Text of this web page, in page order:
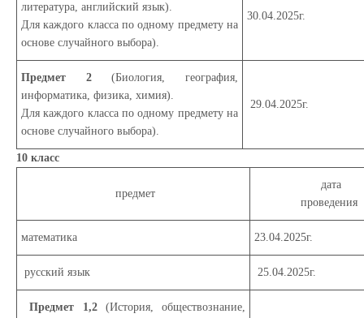
литература, английский язык).
Для каждого класса по одному предмету на
основе случайного выбора).
30.04.2025г.
Предмет 2(Биология, география,
информатика, физика, химия).
Для каждого класса по одному предмету на
основе случайного выбора).
29.04.2025г.
10 класс
предмет
дата
проведения
математика 23.04.2025г.
русский язык 25.04.2025г.
Предмет 1,2(История, обществознание,